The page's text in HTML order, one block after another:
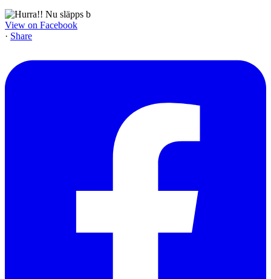
View on Facebook
· Share